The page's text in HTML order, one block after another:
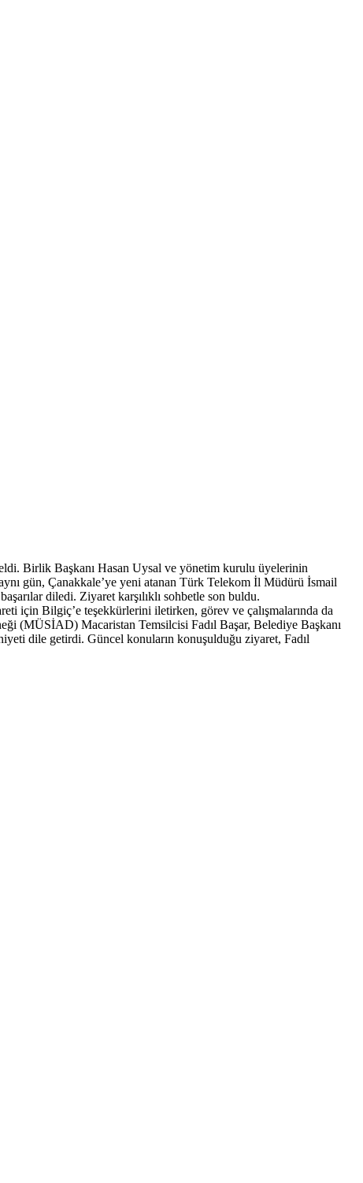
Birlik Başkanı Hasan Uysal ve yönetim kurulu üyelerinin
gün, Çanakkale’ye yeni atanan Türk Telekom İl Müdürü İsmail
diledi. Ziyaret karşılıklı sohbetle son buldu.
için Bilgiç’e teşekkürlerini iletirken, görev ve çalışmalarında da
(MÜSİAD) Macaristan Temsilcisi Fadıl Başar, Belediye Başkanı
dile getirdi. Güncel konuların konuşulduğu ziyaret, Fadıl